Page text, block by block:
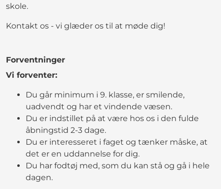
skole.
Kontakt os - vi glæder os til at møde dig!
Forventninger
Vi forventer:
Du går minimum i 9. klasse, er smilende,
uadvendt og har et vindende væsen.
Du er indstillet på at være hos os i den fulde
åbningstid 2-3 dage.
Du er interesseret i faget og tænker måske, at
det er en uddannelse for dig.
Du har fodtøj med, som du kan stå og gå i hele
dagen.